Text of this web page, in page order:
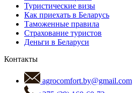
Туристические визы
Как приехать в Беларусь
Таможенные правила
Страхование туристов
Деньги в Беларуси
Контакты
agrocomfort.by@gmail.com